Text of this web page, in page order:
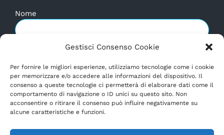
Gestisci Consenso Cookie
Per fornire le migliori esperienze, utilizziamo tecnologie come i cookie
per memorizzare e/o accedere alle informazioni del dispositivo. Il
consenso a queste tecnologie ci permetterà di elaborare dati come il
comportamento di navigazione o ID unici su questo sito. Non
acconsentire o ritirare il consenso può influire negativamente su
alcune caratteristiche e funzioni.
Nome
Data di Nascita
Interesse per Yoga, Meditazione, Pilates, Postura,